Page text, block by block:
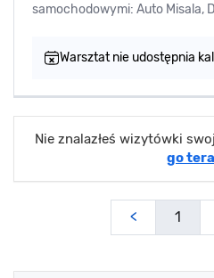
samochodowymi: Auto Misala,
Warsztat nie udostępnia
Nie znalazłeś wizytówki
go
< 1